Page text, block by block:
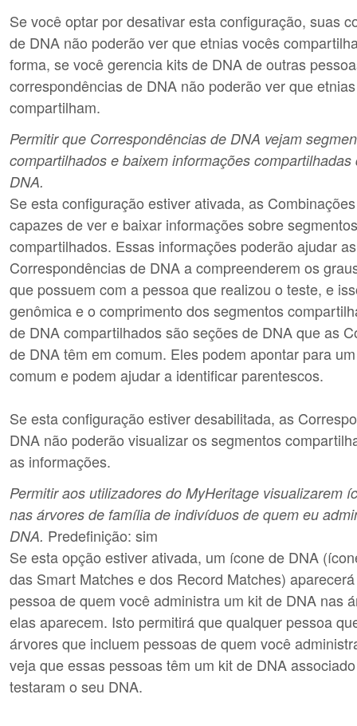
Se você optar por desativar esta configuração, suas
de DNA não poderão ver que etnias vocês
forma, se você gerencia kits de DNA de outras
correspondências de DNA não poderão ver que
compartilham.
Permitir que Correspondências de DNA vejam
compartilhados e baixem informações
DNA.
Se esta configuração estiver ativada, as
capazes de ver e baixar informações sobre
compartilhados. Essas informações poderão ajudar as
Correspondências de DNA a compreenderem os
que possuem com a pessoa que realizou o teste, e
genômica e o comprimento dos segmentos
de DNA compartilhados são seções de DNA que as
de DNA têm em comum. Eles podem apontar para
comum e podem ajudar a identificar parentescos.
Se esta configuração estiver desabilitada, as
DNA não poderão visualizar os segmentos
as informações.
Permitir aos utilizadores do MyHeritage visualizarem
nas árvores de família de indivíduos de quem eu
DNA. Predefinição: sim
Se esta opção estiver ativada, um ícone de DNA
das Smart Matches e dos Record Matches)
pessoa de quem você administra um kit de DNA nas
elas aparecem. Isto permitirá que qualquer pessoa
árvores que incluem pessoas de quem você
veja que essas pessoas têm um kit de DNA
testaram o seu DNA.